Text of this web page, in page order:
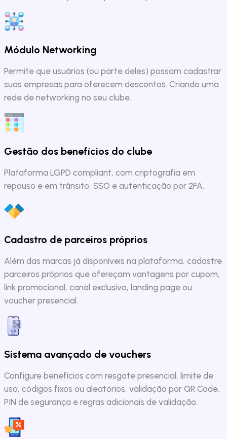
Módulo Networking
Permite que usuários (ou parte deles) possam cadastrar
suas empresas para oferecem descontos. Criando uma
rede de networking no seu clube.
Gestão dos benefícios do clube
Plataforma LGPD compliant, com criptografia em
repouso e em trânsito, SSO e autenticação por 2FA.
Cadastro de parceiros próprios
Além das marcas já disponíveis na plataforma, cadastre
parceiros próprios que ofereçam vantagens por cupom,
link promocional, canal exclusivo, landing page ou
voucher presencial.
Sistema avançado de vouchers
Configure benefícios com resgate presencial, limite de
uso, códigos fixos ou aleatórios, validação por QR Code,
PIN de segurança e regras adicionais de validação.